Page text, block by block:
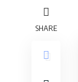
SHARE